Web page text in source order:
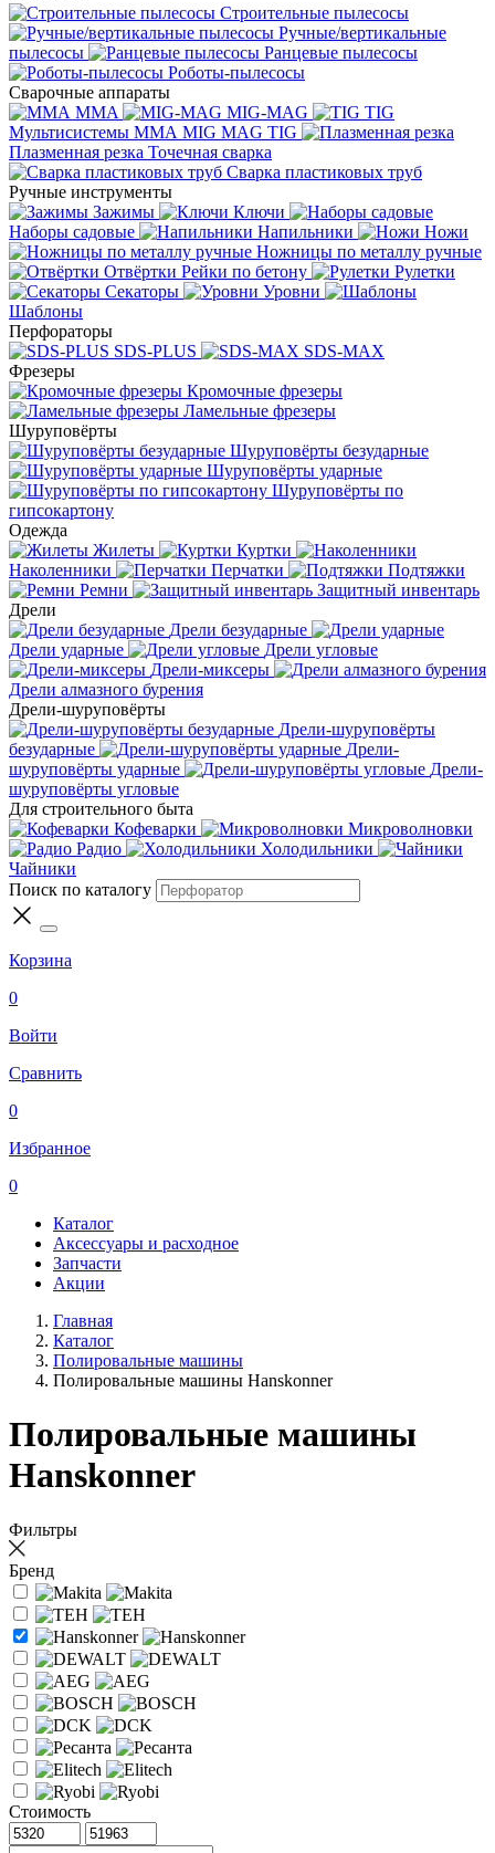
Строительные пылесосы
Ручные/вертикальные
пылесосы
Ранцевые пылесосы
Роботы-пылесосы
Сварочные аппараты
MMA
MIG-MAG
TIG
Мультисистемы ММА MIG MAG TIG
Плазменная резка Точечная сварка
Cварка пластиковых труб
Ручные инструменты
Зажимы
Ключи
Наборы садовые
Напильники
Ножи
Ножницы по металлу ручные
Отвёртки Рейки по бетону
Рулетки
Секаторы
Уровни
Шаблоны
Перфораторы
SDS-PLUS
SDS-MAX
Фрезеры
Кромочные фрезеры
Ламельные фрезеры
Шуруповёрты
Шуруповёрты безударные
Шуруповёрты ударные
Шуруповёрты по
гипсокартону
Одежда
Жилеты
Куртки
Наколенники
Перчатки
Подтяжки
Ремни
Защитный инвентарь
Дрели
Дрели безударные
Дрели ударные
Дрели угловые
Дрели-миксеры
Дрели алмазного бурения
Дрели-шуруповёрты
Дрели-шуруповёрты
безударные
Дрели-
шуруповёрты ударные
Дрели-
шуруповёрты угловые
Для строительного быта
Кофеварки
Микроволновки
Радио
Холодильники
Чайники
Поиск по каталогу
Корзина
0
Войти
Сравнить
0
Избранное
0
Каталог
Аксессуары и расходное
Запчасти
Акции
Главная
Каталог
Полировальные машины
Полировальные машины Hanskonner
Полировальные машины
Hanskonner
Фильтры
Бренд
Стоимость